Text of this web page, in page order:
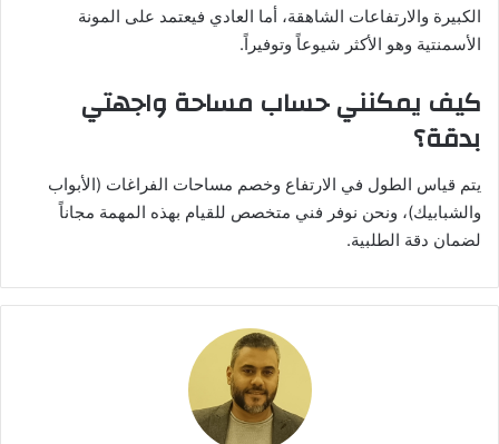
الكبيرة والارتفاعات الشاهقة، أما العادي فيعتمد على المونة
الأسمنتية وهو الأكثر شيوعاً وتوفيراً.
كيف يمكنني حساب مساحة واجهتي
بدقة؟
يتم قياس الطول في الارتفاع وخصم مساحات الفراغات (الأبواب
والشبابيك)، ونحن نوفر فني متخصص للقيام بهذه المهمة مجاناً
لضمان دقة الطلبية.